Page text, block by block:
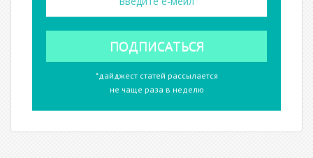
*дайджест статей рассылается
не чаще раза в неделю